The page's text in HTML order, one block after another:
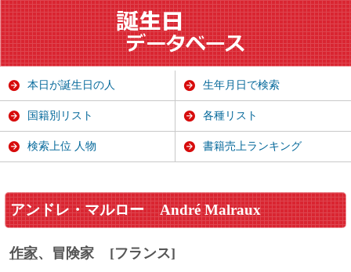
アンドレ・マルロー André Malraux
作家、冒険家
[フランス]
本日が誕生日の人 生年月日で検索
国籍別リスト 各種リスト
検索上位 人物 書籍売上ランキング